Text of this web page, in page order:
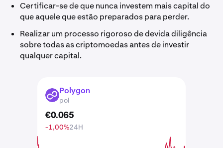
Certificar-se de que nunca investem mais capital do
que aquele que estão preparados para perder.
Realizar um processo rigoroso de devida diligência
sobre todas as criptomoedas antes de investir
qualquer capital.
POL Polygon
pol
€0.065
-1,00%24H